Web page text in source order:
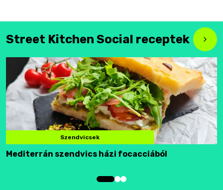
Street Kitchen Social receptek
Szendvicsek
Mediterrán szendvics házi focacciából